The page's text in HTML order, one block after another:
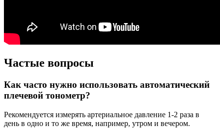
Частые вопросы
Как часто нужно использовать автоматический
плечевой тонометр?
Рекомендуется измерять артериальное давление 1-2 раза в
день в одно и то же время, например, утром и вечером.